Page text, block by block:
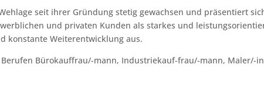
seit ihrer Gründung stetig gewachsen und präsentiert
und privaten Kunden als starkes und
konstante Weiterentwicklung aus.
Bürokauffrau/-mann, Industriekauf-frau/-mann, Maler/-